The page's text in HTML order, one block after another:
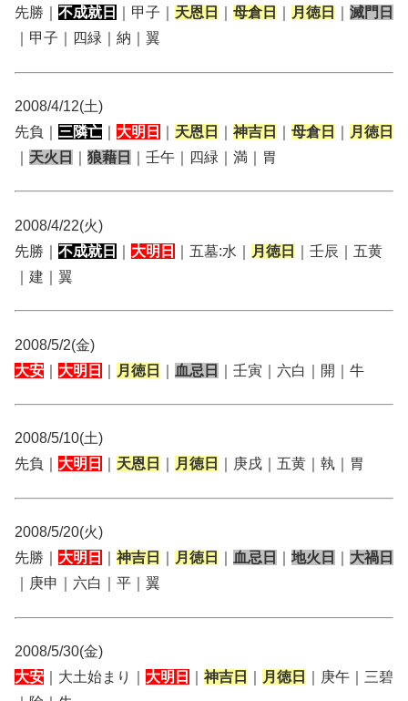
先勝｜ 不成就日 ｜甲子｜ 天恩日 母倉日 月徳日
滅門日
｜甲子｜四緑｜納｜翼
2008/4/12(土)
先負｜ 三隣亡 大明日 天恩日 神吉日 母倉日
月徳日
天火日 狼藉日 ｜壬午｜四緑｜満｜胃
2008/4/22(火)
先勝｜ 不成就日 大明日 ｜五墓:水｜ 月徳日
｜壬辰｜五黄
｜建｜翼
2008/5/2(金)
大安
大明日 月徳日 血忌日 ｜壬寅｜六白｜開｜牛
2008/5/10(土)
先負｜ 大明日 天恩日 月徳日 ｜庚戌｜五黄｜執｜胃
2008/5/20(火)
先勝｜ 大明日 神吉日 月徳日 血忌日 地火日
大禍日
｜庚申｜六白｜平｜翼
2008/5/30(金)
大安 ｜大土始まり｜ 大明日 神吉日 月徳日
｜庚午｜三碧